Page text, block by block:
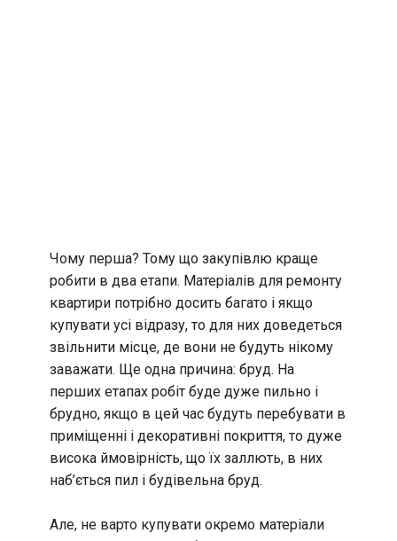
Чому перша? Тому що закупівлю краще
робити в два етапи. Матеріалів для ремонту
квартири потрібно досить багато і якщо
купувати усі відразу, то для них доведеться
звільнити місце, де вони не будуть нікому
заважати. Ще одна причина: бруд. На
перших етапах робіт буде дуже пильно і
брудно, якщо в цей час будуть перебувати в
приміщенні і декоративні покриття, то дуже
висока ймовірність, що їх заллють, в них
наб’ється пил і будівельна бруд.
Але, не варто купувати окремо матеріали